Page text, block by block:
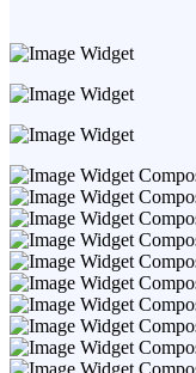
Happy Women's Day